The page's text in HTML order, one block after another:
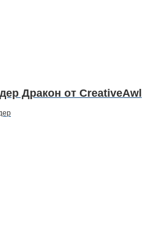
Дракон от CreativeAwl